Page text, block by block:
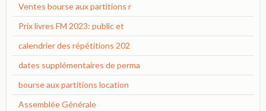
Ventes bourse aux partitions r
Prix livres FM 2023: public et
calendrier des répétitions 202
dates supplémentaires de perma
bourse aux partitions location
Assemblée Générale